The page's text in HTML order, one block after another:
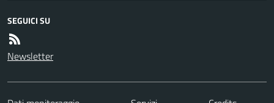
SEGUICI SU
Newsletter